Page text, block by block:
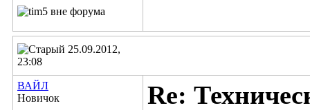
25.09.2012,
23:08
ВАЙЛ
Новичок
Re: